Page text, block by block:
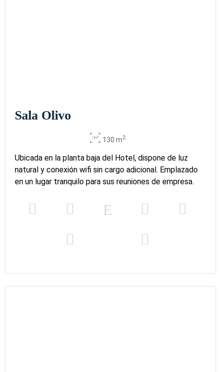
Sala Olivo
130 m2
Ubicada en la planta baja del Hotel, dispone de luz
natural y conexión wifi sin cargo adicional. Emplazado
en un lugar tranquilo para sus reuniones de empresa.